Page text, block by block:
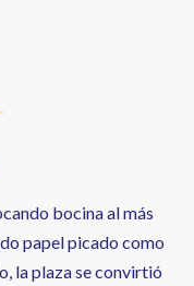
bocina al más
papel picado como
la plaza se convirtió